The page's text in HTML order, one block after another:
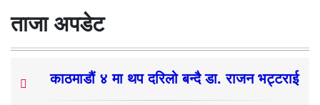
ताजा अपडेट
काठमाडौं ४ मा थप दरिलो बन्दै डा. राजन भट्टराई